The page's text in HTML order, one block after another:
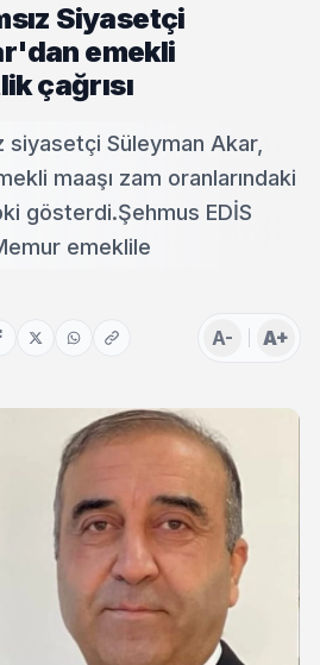
Siyasetçi
emekli
çağrısı
siyasetçi Süleyman Akar,
maaşı zam oranlarındaki
gösterdi.Şehmus EDİS
emeklile
A- A+